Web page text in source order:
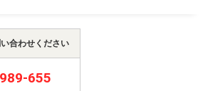
合わせください
655